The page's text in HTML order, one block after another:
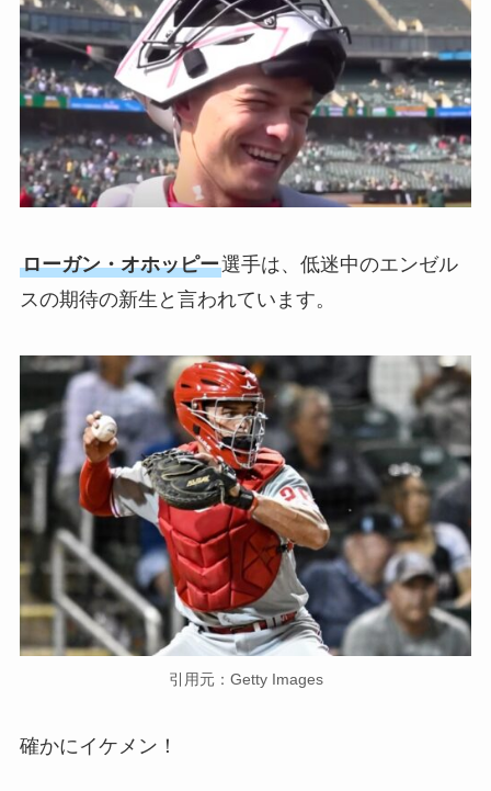
ローガン・オホッピー選手は、低迷中のエンゼル
スの期待の新生と言われています。
引用元：Getty Images
確かにイケメン！